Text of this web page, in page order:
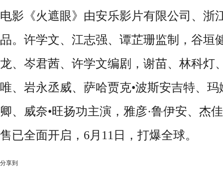
电影《火遮眼》由安乐影片有限公司、浙
品。许学文、江志强、谭芷珊监制，谷垣
龙、岑君茜、许学文编剧，谢苗、林科灯
唯、岩永丞威、萨哈贾克•波斯安吉特、玛
卿、威奈•旺扬功主演，雅彦·鲁伊安、杰佳
售已全面开启， 6月 11 日，打爆全球。
分享到